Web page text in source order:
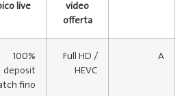
tecnologico
100%
CDN globale con
edge server
distribuiti nell’UE